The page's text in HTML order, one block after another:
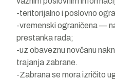
-teritorijalno i poslovno
-vremenski ograničena —
prestanka rada;
-uz obaveznu novčanu
trajanja zabrane.
-Zabrana se mora izričito